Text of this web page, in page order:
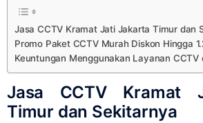
Jasa CCTV Kramat Jati Jakarta Timur dan
Promo Paket CCTV Murah Diskon Hingga
Keuntungan Menggunakan Layanan CCTV
Jasa CCTV Kramat
Timur dan Sekitarnya